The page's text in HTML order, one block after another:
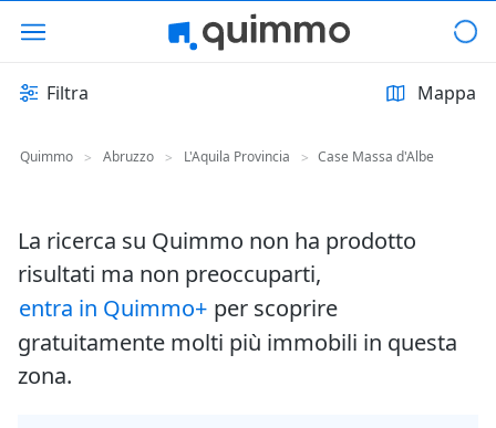
Filtra Mappa
Quimmo > Abruzzo > L'Aquila Provincia > Case Massa d'Albe
La ricerca su Quimmo non ha prodotto
risultati ma non preoccuparti,
entra in Quimmo+ per scoprire
gratuitamente molti più immobili in questa
zona.